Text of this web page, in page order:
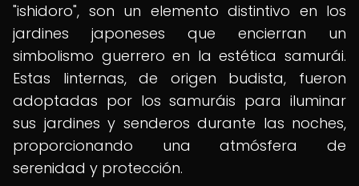
"ishidoro", son un elemento distintivo en los
jardines japoneses que encierran un
simbolismo guerrero en la estética samurái.
Estas linternas, de origen budista, fueron
adoptadas por los samuráis para iluminar
sus jardines y senderos durante las noches,
proporcionando una atmósfera de
serenidad y protección.